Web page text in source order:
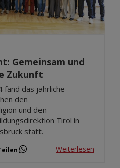
Gemeinsam und
Zukunft
fand das jährliche
den
und den
Tirol in
statt.
Weiterlesen